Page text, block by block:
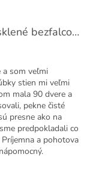
Dvere BERGAMO 50 presklené bezfalcové EXTRA
a som veľmi
stien mi veľmi
mala 90 dvere a
pekne čisté
presne ako na
predpokladali co
a pohotova